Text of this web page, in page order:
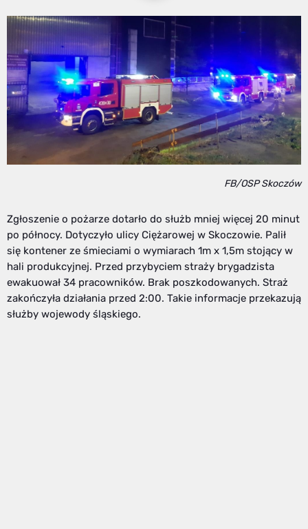
FB/OSP Skoczów
Zgłoszenie o pożarze dotarło do służb mniej więcej 20 minut
po północy. Dotyczyło ulicy Ciężarowej w Skoczowie. Palił
się kontener ze śmieciami o wymiarach 1m x 1,5m stojący w
hali produkcyjnej. Przed przybyciem straży brygadzista
ewakuował 34 pracowników. Brak poszkodowanych. Straż
zakończyła działania przed 2:00. Takie informacje przekazują
służby wojewody śląskiego.